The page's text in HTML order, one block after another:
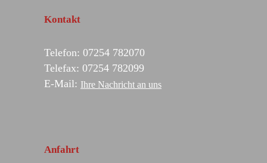
Kontakt
Telefon: 07254 782070
Telefax: 07254 782099
E-Mail: Ihre Nachricht an uns
Anfahrt